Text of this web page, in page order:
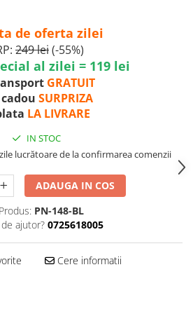
de oferta zilei
249 lei(-55%)
al zilei = 119 lei
GRATUIT
SURPRIZA
LA LIVRARE
IN STOC
lucrătoare de la confirmarea comenzii
ADAUGA IN COS
PN-148-BL
ajutor? 0725618005
Cere informatii